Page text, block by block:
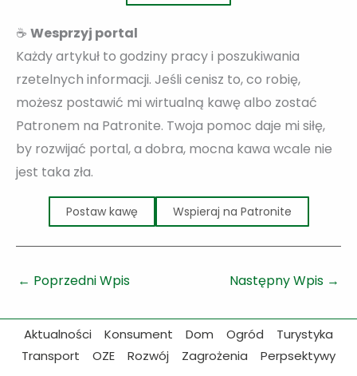
☕ Wesprzyj portal
Każdy artykuł to godziny pracy i poszukiwania
rzetelnych informacji. Jeśli cenisz to, co robię,
możesz postawić mi wirtualną kawę albo zostać
Patronem na Patronite. Twoja pomoc daje mi siłę,
by rozwijać portal, a dobra, mocna kawa wcale nie
jest taka zła.
Postaw kawę Wspieraj na Patronite
← Poprzedni Wpis Następny Wpis →
Aktualności Konsument Dom Ogród
Turystyka
Transport
OZE Rozwój Zagrożenia
Perpsektywy